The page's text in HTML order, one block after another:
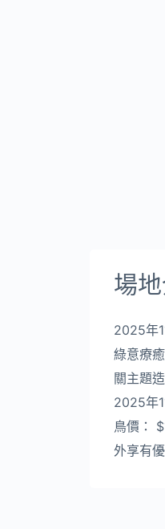
場
2025年
綠意療癒
關主題
2025年
鳥價：
外享有